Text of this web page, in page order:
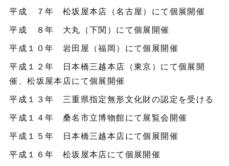
平成 ７年 松坂屋本店（名古屋）にて個展開催
平成 ８年 大丸（下関）にて個展開催
平成１０年 岩田屋（福岡）にて個展開催
平成１２年 日本橋三越本店（東京）にて個展開
催、松坂屋本店にて個展開催
平成１３年 三重県指定無形文化財の認定を受ける
平成１４年 桑名市立博物館にて展覧会開催
平成１５年 日本橋三越本店にて個展開催
平成１６年 松坂屋本店にて個展開催